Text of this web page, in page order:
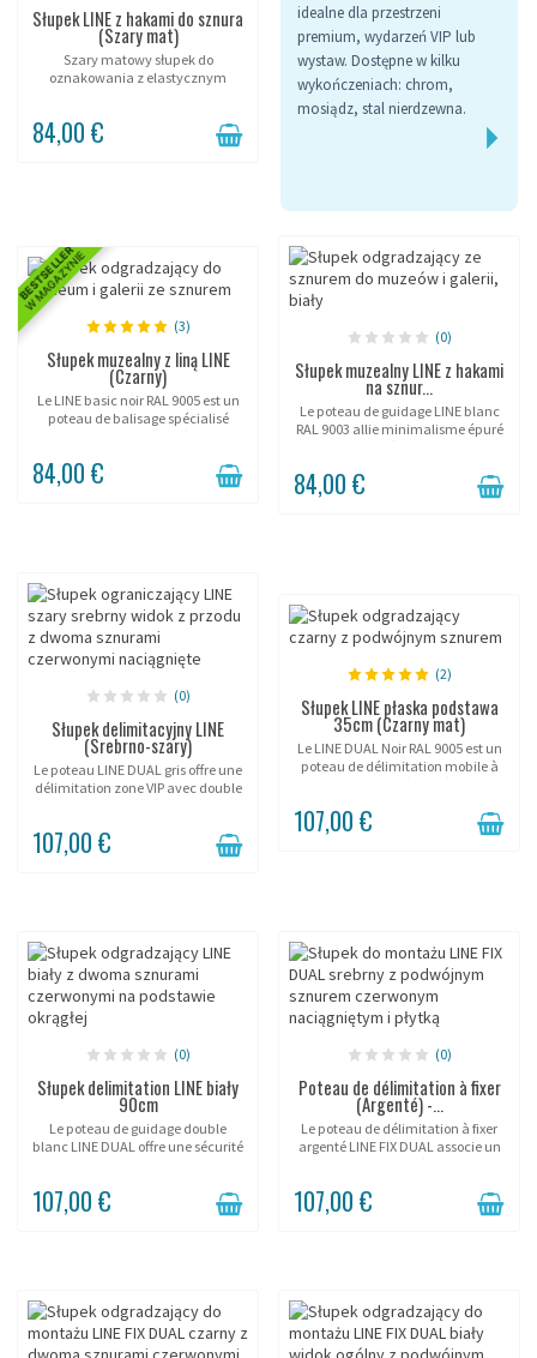
Słupek LINE z hakami do sznura
(Szary mat)
Szary matowy słupek do
oznakowania z elastycznym
84,00 €
idealne dla przestrzeni
premium, wydarzeń VIP lub
wystaw. Dostępne w kilku
wykończeniach: chrom,
mosiądz, stal nierdzewna.
BESTSELLER
W MAGAZYNIE
(3)
Słupek muzealny z liną LINE
(Czarny)
Le LINE basic noir RAL 9005 est un
poteau de balisage spécialisé
dans la gestion d'accès aux
et sa corde 6mm, il offre une
84,00 €
(0)
Słupek muzealny LINE z hakami
na sznur...
Le poteau de guidage LINE blanc
RAL 9003 allie minimalisme épuré
et fonctionnalité d'accueil . Conçu
galeries, ce système d'orientation
84,00 €
(0)
Słupek delimitacyjny LINE
(Srebrno-szary)
Le poteau LINE DUAL gris offre une
délimitation zone VIP avec double
corde pour les événements et
mobile lestée stable, accès
107,00 €
(2)
Słupek LINE płaska podstawa
35cm (Czarny mat)
Le LINE DUAL Noir RAL 9005 est un
poteau de délimitation mobile à
double corde, spécialisé dans le
flux lors d'événements. Sa
107,00 €
(0)
Słupek delimitation LINE biały
90cm
Le poteau de guidage double
blanc LINE DUAL offre une sécurité
corde rétractable et son tube de
107,00 €
(0)
Poteau de délimitation à fixer
(Argenté) -...
Le poteau de délimitation à fixer
argenté LINE FIX DUAL associe un
gris RAL 7035 neutre à une double
permanence par platine à 3 vis.
107,00 €